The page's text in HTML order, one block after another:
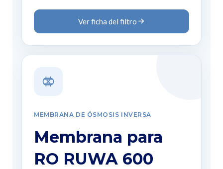
Ver ficha del filtro
MEMBRANA DE ÓSMOSIS INVERSA
Membrana para
RO RUWA 600